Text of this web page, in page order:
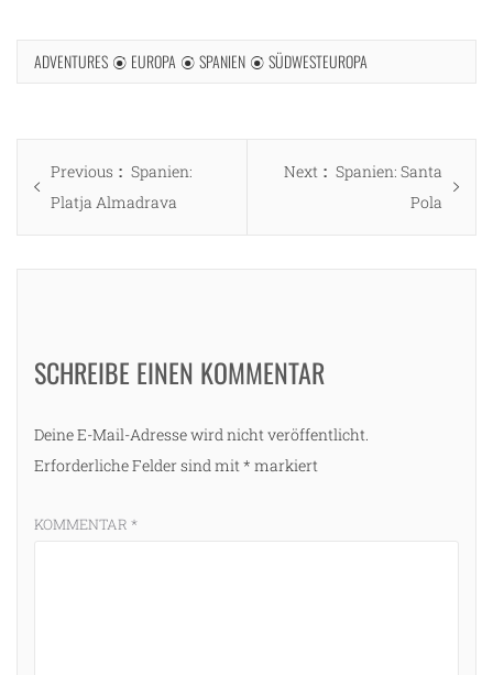
ADVENTURES EUROPA SPANIEN SÜDWESTEUROPA
Beitragsnavigation
Previous
Previous
post:
Spanien:
Platja Almadrava
Next
Next
Spanien: Santa
Pola
SCHREIBE EINEN KOMMENTAR
Deine E-Mail-Adresse wird nicht veröffentlicht.
Erforderliche Felder sind mit * markiert
KOMMENTAR *